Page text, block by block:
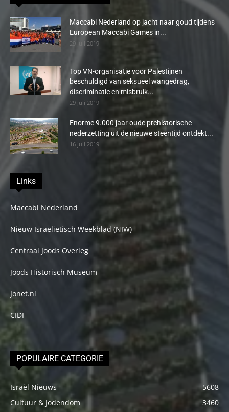
Maccabi Nederland op jacht naar goud tijdens
European Maccabi Games in...
29 juli 2019
Top VN-organisatie voor Palestijnen
beschuldigd van seksueel wangedrag,
discriminatie en misbruik...
29 juli 2019
Enorme 9.000 jaar oude prehistorische
nederzetting uit de nieuwe steentijd ontdekt...
16 juli 2019
Links
Maccabi Nederland
Nieuw Israelietisch Weekblad (NIW)
Centraal Joods Overleg
Joods Historisch Museum
Jonet.nl
CIDI
POPULAIRE CATEGORIE
Israël Nieuws
5608
Cultuur & Jodendom
3460